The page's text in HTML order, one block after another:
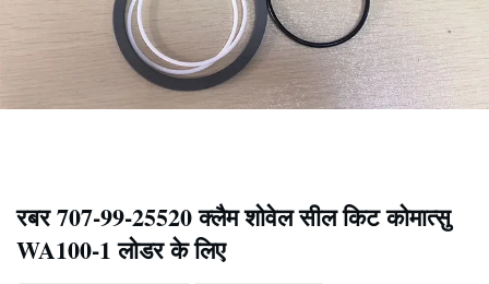
रबर 707-99-25520 क्लैम शोवेल सील किट कोमात्सु
WA100-1 लोडर के लिए